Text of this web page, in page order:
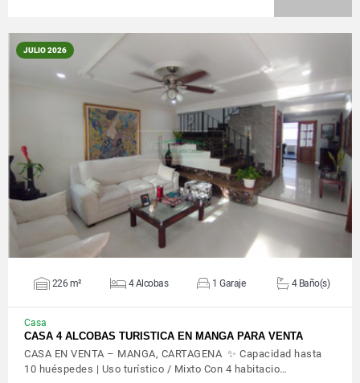
JULIO 2026
VER DETALLES
226 m² 4 Alcobas 1 Garaje 4 Baño(s)
Casa
CASA 4 ALCOBAS TURISTICA EN MANGA PARA VENTA
CASA EN VENTA – MANGA, CARTAGENA ✨ Capacidad hasta
10 huéspedes | Uso turístico / Mixto Con 4 habitacio…